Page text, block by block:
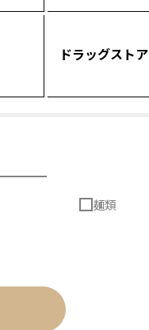
ドラッグストア
麺類